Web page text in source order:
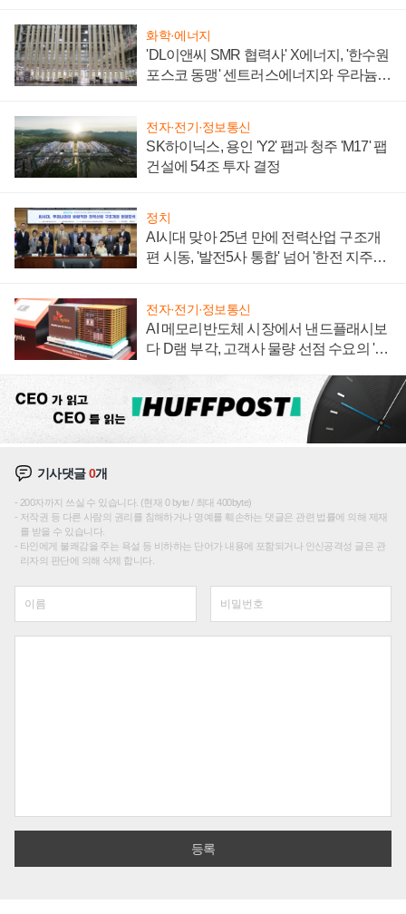
화학·에너지
'DL이앤씨 SMR 협력사' X에너지, '한수원
포스코 동맹' 센트러스에너지와 우라늄
전자·전기·정보통신
SK하이닉스, 용인 'Y2' 팹과 청주 'M17' 팹
건설에 54조 투자 결정
정치
AI시대 맞아 25년 만에 전력산업 구조개
편 시동, '발전5사 통합' 넘어 '한전 지주사'
전자·전기·정보통신
AI 메모리반도체 시장에서 낸드플래시보
다 D램 부각, 고객사 물량 선점 수요의 '우
기사댓글0개
200자까지 쓰실 수 있습니다. (현재 0 byte / 최대 400byte)
저작권 등 다른 사람의 권리를 침해하거나 명예를 훼손하는 댓글은 관련 법률에 의해 제재
를 받을 수 있습니다.
타인에게 불쾌감을 주는 욕설 등 비하하는 단어가 내용에 포함되거나 인신공격성 글은 관
리자의 판단에 의해 삭제 합니다.